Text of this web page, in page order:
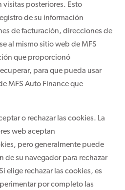
visitas posteriores. Esto
de su información
de facturación, direcciones de
al mismo sitio web de MFS
que proporcionó
para que pueda usar
MFS Auto Finance que
o rechazar las cookies. La
web aceptan
pero generalmente puede
de su navegador para rechazar
elige rechazar las cookies, es
por completo las